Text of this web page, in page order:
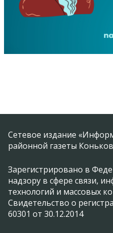
Сетевое издание
районной газеты
Зарегистрировано в
надзору в сфере связи,
технологий и массовых
Свидетельство о
60301 от 30.12.2014